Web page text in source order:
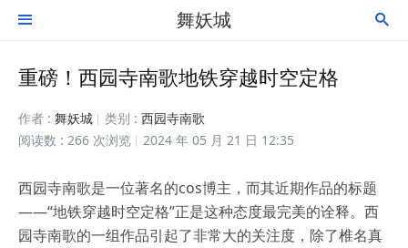
 舞妖城 
重磅！西园寺南歌地铁穿越时空定格
作者 : 舞妖城 类别 : 西园寺南歌
阅读数 : 266 次浏览
2024 年 05 月 21 日 12:35
西园寺南歌是一位著名的cos博主，而其近期作品的标题
——“地铁穿越时空定格”正是这种态度最完美的诠释。西
园寺南歌的一组作品引起了非常大的关注度，除了椎名真